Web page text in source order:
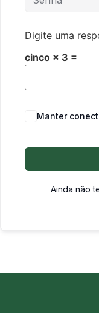
Digite uma
cinco × 3 =
Manter
Ainda não